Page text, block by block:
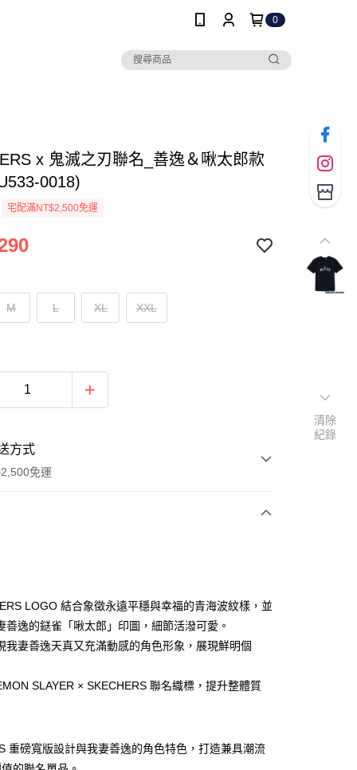
0
x 鬼滅之刃聯名_善逸＆啾太郎款
0018)
宅配滿NT$2,500免運
M L XL XXL
方式
免運
灣大哥大提供，台灣大哥大用戶可立即使用無須另外申請。
機門號後，選擇欲分期的期數、繳款截止日，確認付款後即
內容。
明】
，滿NT$2,500(含以上)免運費
LOGO 結合象徵永遠平穩與幸福的青海波紋樣，並
善逸的鎹雀「啾太郎」印圖，細節活潑可愛。
我妻善逸天真又充滿動感的角色形象，展現鮮明個
SLAYER × SKECHERS 聯名織標，提升整體質
重磅寬版設計與我妻善逸的角色特色，打造兼具潮流
清除
紀錄